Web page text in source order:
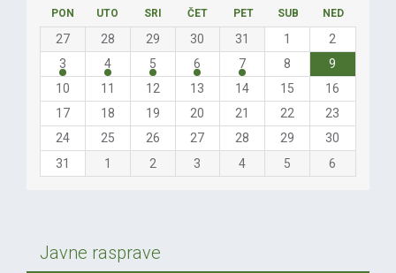
PON UTO SRI ČET PET SUB NED
27 28 29 30 31 1
2
3
4 5 6 7 8
9
10
11 12 13 14 15
16
17
18 19 20 21 22
23
24
25 26 27 28 29
30
31
1 2 3 4 5 6
Javne rasprave